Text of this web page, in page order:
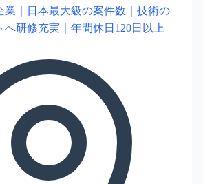
業｜日本最大級の案件数｜技術の
へ研修充実｜年間休日120日以上